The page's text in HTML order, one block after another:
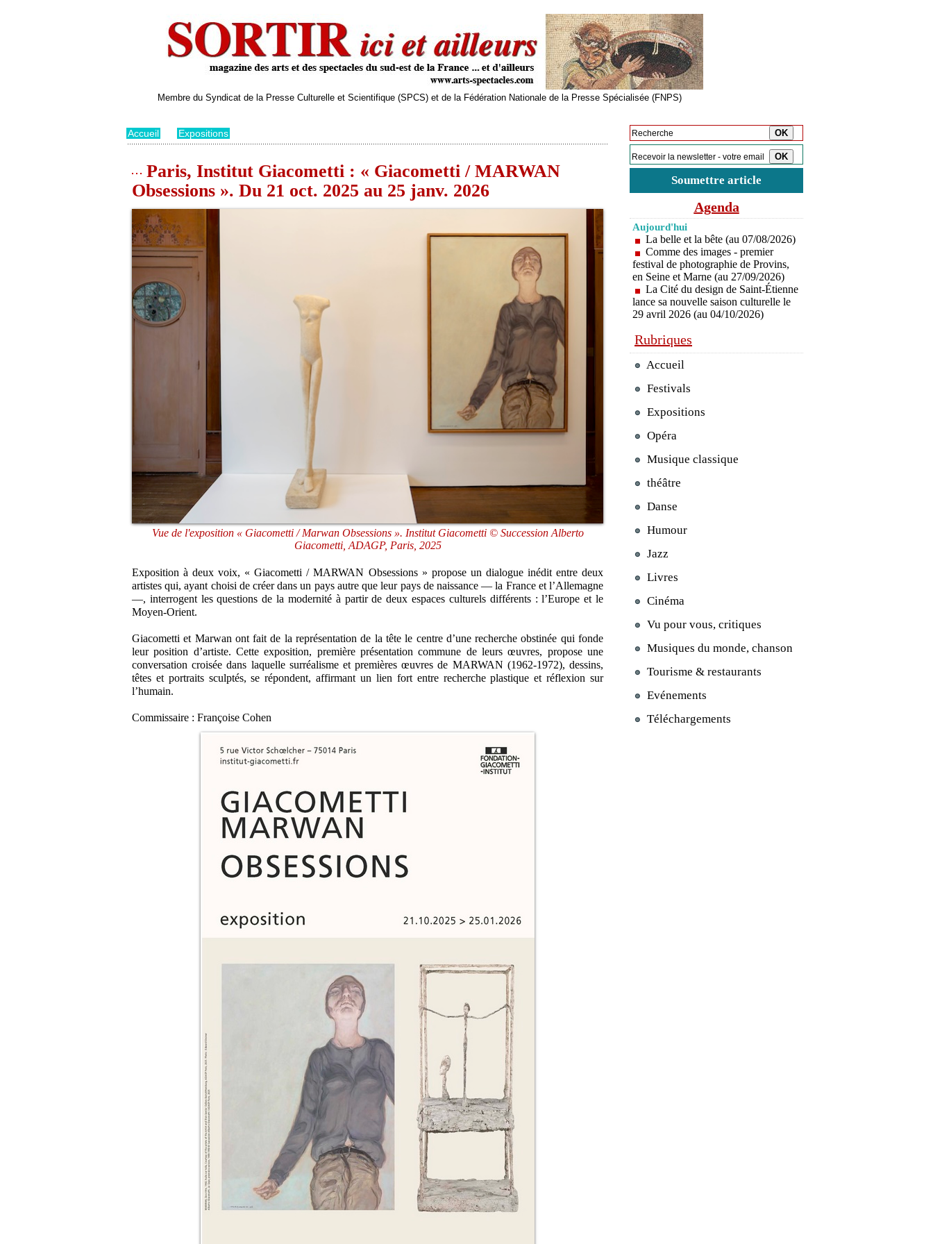
Membre du Syndicat de la Presse Culturelle et Scientifique (SPCS) et de la Fédération Nationale de la Presse Spécialisée (FNPS)
Accueil Expositions
Paris, Institut Giacometti : « Giacometti / MARWAN
Obsessions ». Du 21 oct. 2025 au 25 janv. 2026
Vue de l'exposition « Giacometti / Marwan Obsessions ». Institut Giacometti © Succession Alberto
Giacometti, ADAGP, Paris, 2025
Exposition à deux voix, « Giacometti / MARWAN Obsessions » propose un dialogue inédit entre deux
artistes qui, ayant choisi de créer dans un pays autre que leur pays de naissance — la France et l’Allemagne
—, interrogent les questions de la modernité à partir de deux espaces culturels différents : l’Europe et le
Moyen-Orient.
Giacometti et Marwan ont fait de la représentation de la tête le centre d’une recherche obstinée qui fonde
leur position d’artiste. Cette exposition, première présentation commune de leurs œuvres, propose une
conversation croisée dans laquelle surréalisme et premières œuvres de MARWAN (1962-1972), dessins,
têtes et portraits sculptés, se répondent, affirmant un lien fort entre recherche plastique et réflexion sur
l’humain.
Commissaire : Françoise Cohen
Soumettre article
Agenda
Aujourd'hui
La belle et la bête (au 07/08/2026)
Comme des images - premier
festival de photographie de Provins,
en Seine et Marne (au 27/09/2026)
La Cité du design de Saint-Étienne
lance sa nouvelle saison culturelle le
29 avril 2026 (au 04/10/2026)
Rubriques
Accueil
Festivals
Expositions
Opéra
Musique classique
théâtre
Danse
Humour
Jazz
Livres
Cinéma
Vu pour vous, critiques
Musiques du monde, chanson
Tourisme & restaurants
Evénements
Téléchargements